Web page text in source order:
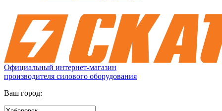
Официальный интернет-магазин
производителя силового оборудования
Ваш город: